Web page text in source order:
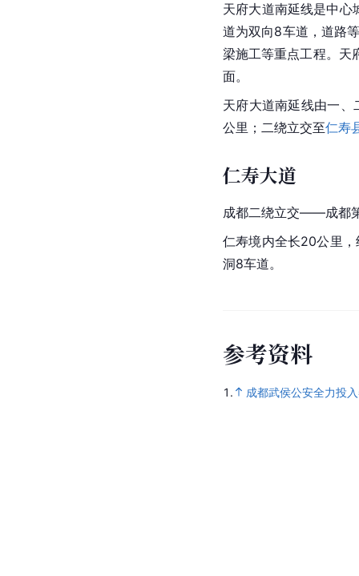
天府大道南延线是中心
道为双向8车道，道路
梁施工等重点工程。天
面。
天府大道南延线由一、
公里；二绕立交至仁寿
仁寿大道
成都二绕立交——成都
仁寿境内全长20公里
洞8车道。
参考资料
1. 成都武侯公安全力投